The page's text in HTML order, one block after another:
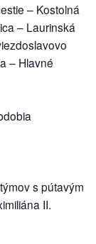
– Kostolná
– Laurinská
– Hlavné
s pútavým
II.